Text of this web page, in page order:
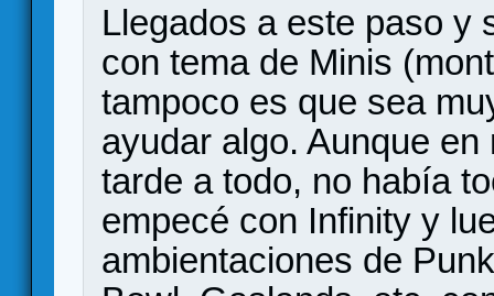
Llegados a este paso y
con tema de Minis
tampoco es que sea
ayudar algo. Aunque
tarde a todo, no había
empecé con Infinity y
ambientaciones de